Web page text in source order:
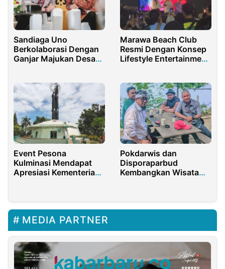
Sandiaga Uno
Berkolaborasi Dengan
Ganjar Majukan Desa
Marawa Beach Club
Resmi Dengan Konsep
Lifestyle Entertainment
Event Pesona
Kulminasi Mendapat
Apresiasi Kementerian
Pokdarwis dan
Disporaparbud
Kembangkan Wisata
MEDIA PARTNER